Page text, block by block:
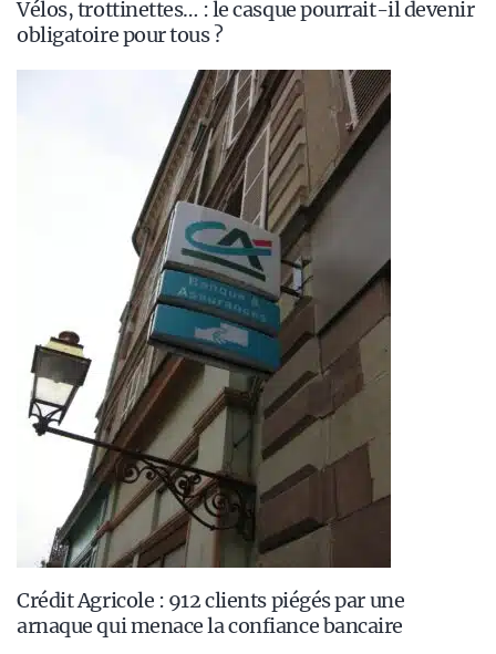
Vélos, trottinettes… : le casque pourrait-il devenir
obligatoire pour tous ?
Crédit Agricole : 912 clients piégés par une
arnaque qui menace la confiance bancaire